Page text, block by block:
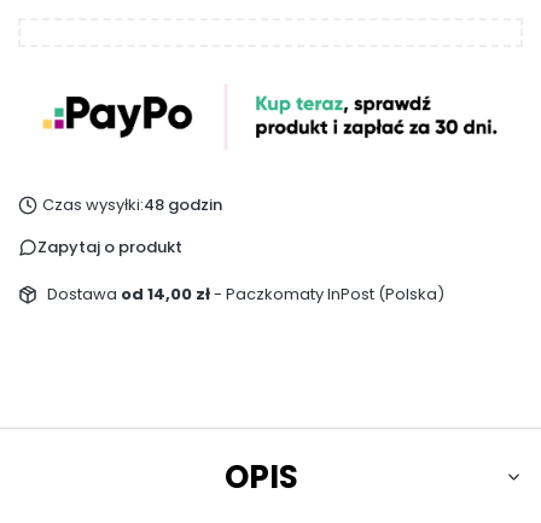
Czas wysyłki:48 godzin
Zapytaj o produkt
Dostawa od 14,00 zł- Paczkomaty InPost (Polska)
OPIS